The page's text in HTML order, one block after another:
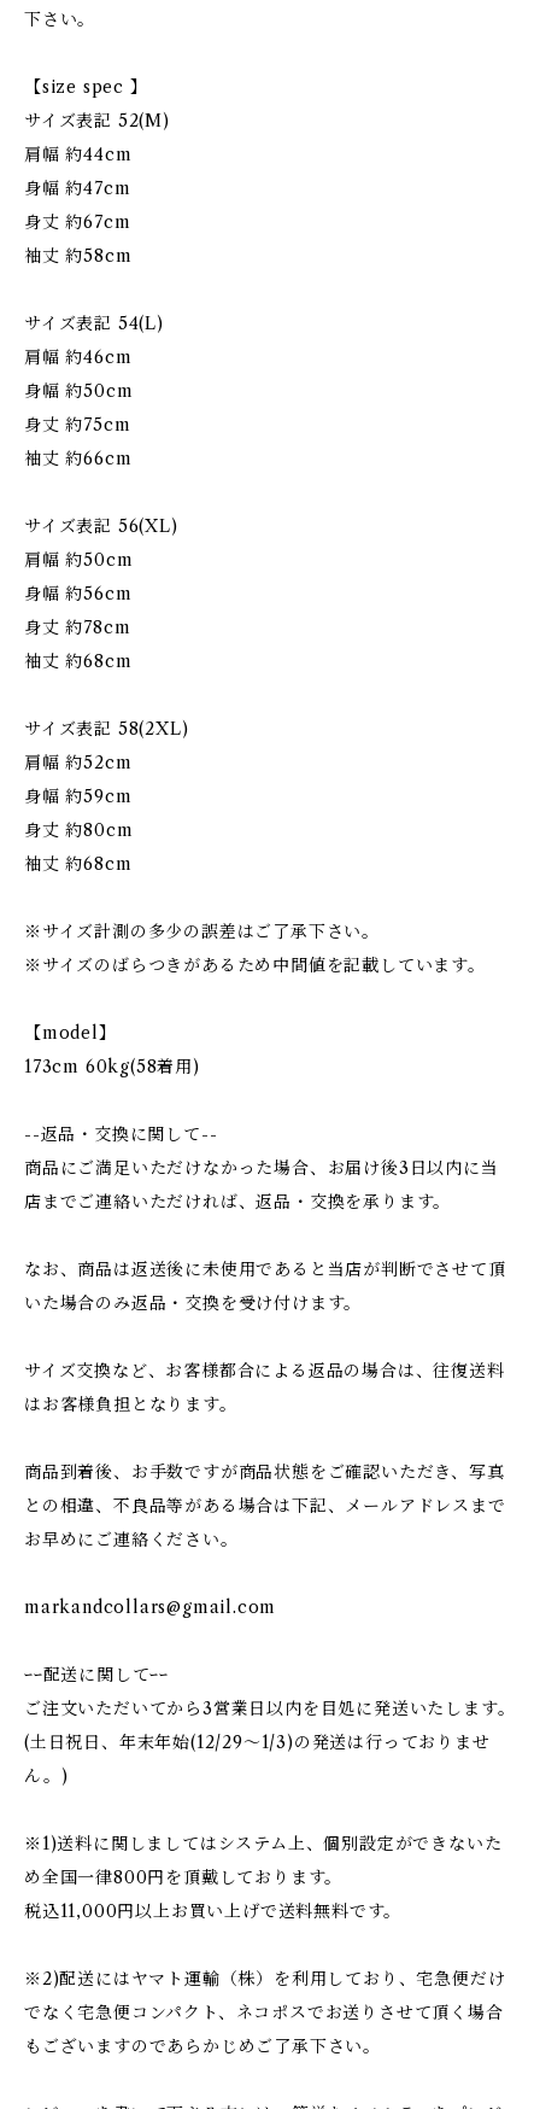
下さい。
【size spec 】
サイズ表記 52(M)
肩幅 約44cm
身幅 約47cm
身丈 約67cm
袖丈 約58cm
サイズ表記 54(L)
肩幅 約46cm
身幅 約50cm
身丈 約75cm
袖丈 約66cm
サイズ表記 56(XL)
肩幅 約50cm
身幅 約56cm
身丈 約78cm
袖丈 約68cm
サイズ表記 58(2XL)
肩幅 約52cm
身幅 約59cm
身丈 約80cm
袖丈 約68cm
※サイズ計測の多少の誤差はご了承下さい。
※サイズのばらつきがあるため中間値を記載しています。
【model】
173cm 60kg(58着用)
--返品・交換に関して--
商品にご満足いただけなかった場合、お届け後3日以内に当
店までご連絡いただければ、返品・交換を承ります。
なお、商品は返送後に未使用であると当店が判断でさせて頂
いた場合のみ返品・交換を受け付けます。
サイズ交換など、お客様都合による返品の場合は、往復送料
はお客様負担となります。
商品到着後、お手数ですが商品状態をご確認いただき、写真
との相違、不良品等がある場合は下記、メールアドレスまで
お早めにご連絡ください。
markandcollars@gmail.com
ｰｰ配送に関してｰｰ
ご注文いただいてから3営業日以内を目処に発送いたします。
(土日祝日、年末年始(12/29〜1/3)の発送は行っておりませ
ん。)
※1)送料に関しましてはシステム上、個別設定ができないた
め全国一律800円を頂戴しております。
税込11,000円以上お買い上げで送料無料です。
※2)配送にはヤマト運輸（株）を利用しており、宅急便だけ
でなく宅急便コンパクト、ネコポスでお送りさせて頂く場合
もございますのであらかじめご了承下さい。